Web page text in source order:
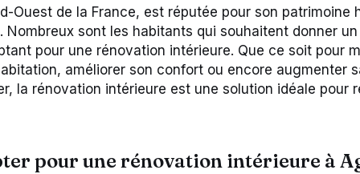
Ouest de la France, est réputée pour son patrimoine
Nombreux sont les habitants qui souhaitent donner
pour une rénovation intérieure. Que ce soit pour
améliorer son confort ou encore augmenter
la rénovation intérieure est une solution idéale pour
pour une rénovation intérieure à